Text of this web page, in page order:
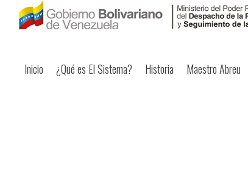
Inicio ¿Qué es El Sistema? Historia Maestro Abreu